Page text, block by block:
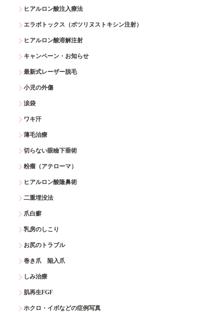
ヒアルロン酸注入療法
エラボトックス（ボツリヌストキシン注射）
ヒアルロン酸溶解注射
キャンペーン・お知らせ
最新式レーザー脱毛
小児の外傷
涙袋
ワキ汗
薄毛治療
切らない眼瞼下垂術
粉瘤（アテローマ）
ヒアルロン酸隆鼻術
二重埋没法
爪白癬
乳房のしこり
お尻のトラブル
巻き爪 陥入爪
しみ治療
肌再生FGF
ホクロ・イボなどの症例写真